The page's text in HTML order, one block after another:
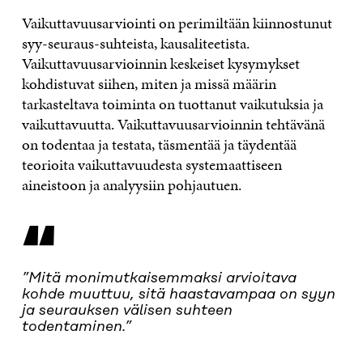
Vaikuttavuusarviointi on perimiltään kiinnostunut
syy-seuraus-suhteista, kausaliteetista.
Vaikuttavuusarvioinnin keskeiset kysymykset
kohdistuvat siihen, miten ja missä määrin
tarkasteltava toiminta on tuottanut vaikutuksia ja
vaikuttavuutta. Vaikuttavuusarvioinnin tehtävänä
on todentaa ja testata, täsmentää ja täydentää
teorioita vaikuttavuudesta systemaattiseen
aineistoon ja analyysiin pohjautuen.
“
”Mitä monimutkaisemmaksi arvioitava
kohde muuttuu, sitä haastavampaa on syyn
ja seurauksen välisen suhteen
todentaminen.”